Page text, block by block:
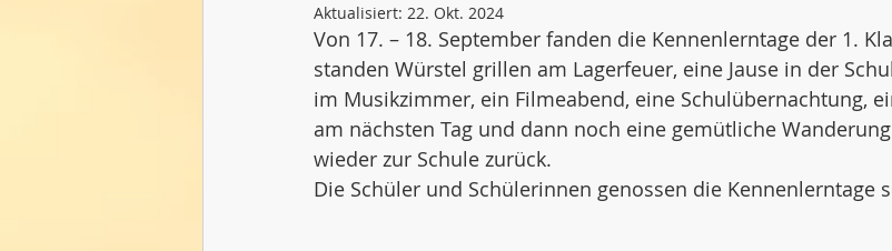
Aktualisiert: 22. Okt. 2024
Von 17. – 18. September fanden die Kennenlerntage der 1.
standen Würstel grillen am Lagerfeuer, eine Jause in der
im Musikzimmer, ein Filmeabend, eine Schulübernachtung,
am nächsten Tag und dann noch eine gemütliche
wieder zur Schule zurück.
Die Schüler und Schülerinnen genossen die Kennenlerntage